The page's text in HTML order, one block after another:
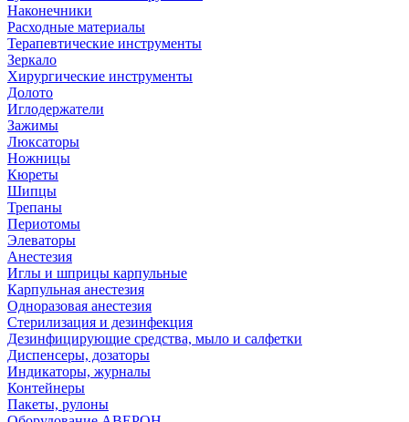
Наконечники
Расходные материалы
Терапевтические инструменты
Зеркало
Хирургические инструменты
Долото
Иглодержатели
Зажимы
Люксаторы
Ножницы
Кюреты
Шипцы
Трепаны
Периотомы
Элеваторы
Анестезия
Иглы и шприцы карпульные
Карпульная анестезия
Одноразовая анестезия
Стерилизация и дезинфекция
Дезинфицирующие средства, мыло и салфетки
Диспенсеры, дозаторы
Индикаторы, журналы
Контейнеры
Пакеты, рулоны